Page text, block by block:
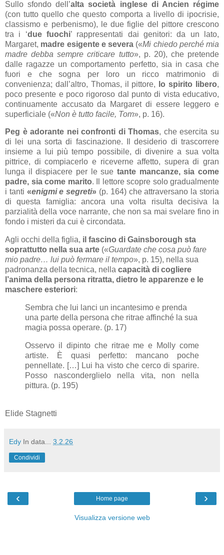
Sullo sfondo dell’alta società inglese di Ancien régime
(con tutto quello che questo comporta a livello di ipocrisie,
classismo e perbenismo), le due figlie del pittore crescono
tra i ‘due fuochi’ rappresentati dai genitori: da un lato,
Margaret, madre esigente e severa («Mi chiedo perché mia
madre debba sempre criticare tutto», p. 20), che pretende
dalle ragazze un comportamento perfetto, sia in casa che
fuori e che sogna per loro un ricco matrimonio di
convenienza; dall’altro, Thomas, il pittore,
lo spirito libero,
poco presente e poco rigoroso dal punto di vista educativo,
continuamente accusato da Margaret di essere leggero e
superficiale («Non è tutto facile, Tom», p. 16).
Peg è adorante nei confronti di Thomas, che esercita su
di lei una sorta di fascinazione. Il desiderio di trascorrere
insieme a lui più tempo possibile, di divenire a sua volta
pittrice, di compiacerlo e riceverne affetto, supera di gran
lunga il dispiacere per le sue tante mancanze, sia come
padre, sia come marito. Il lettore scopre solo gradualmente
i tanti «enigmi e segreti» (p. 164) che attraversano la storia
di questa famiglia: ancora una volta risulta decisiva la
parzialità della voce narrante, che non sa mai svelare fino in
fondo i misteri da cui è circondata.
Agli occhi della figlia, il fascino di Gainsborough sta
soprattutto nella sua arte («Guardate che cosa può fare
mio padre… lui può fermare il tempo», p. 15), nella sua
padronanza della tecnica, nella capacità di cogliere
l’anima della persona ritratta, dietro le apparenze e le
maschere esteriori:
Sembra che lui lanci un incantesimo e prenda
una parte della persona che ritrae affinché la sua
magia possa operare. (p. 17)
Osservo il dipinto che ritrae me e Molly come
artiste. È quasi perfetto: mancano poche
pennellate. […] Lui ha visto che cerco di sparire.
Posso nasconderglielo nella vita, non nella
pittura. (p. 195)
Elide Stagnetti
Edy In data... 3.2.26
Condividi
‹ ›
Home page
Visualizza versione web